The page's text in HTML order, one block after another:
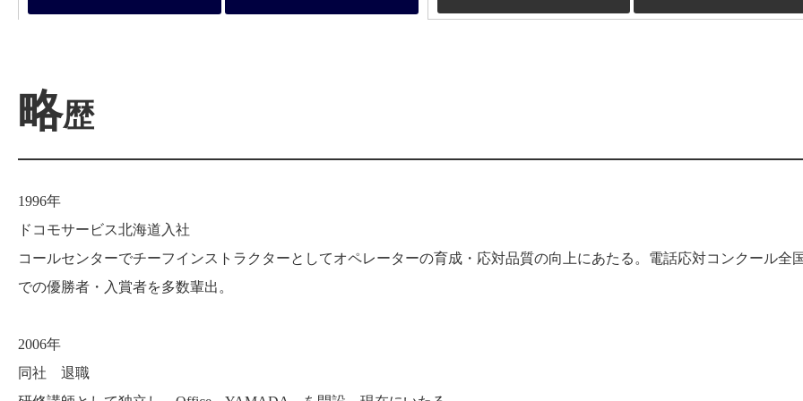
略歴
1996年
ドコモサービス北海道入社
コールセンターでチーフインストラクターとしてオペレーターの育成・応対品質の向上にあたる。電話応対コンクール全
での優勝者・入賞者を多数輩出。
2006年
同社 退職